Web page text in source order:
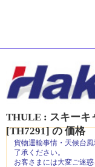
THULE : スキーキ
[TH7291]の価格
貨物運輸事情・天候台
了承ください。
お客さまには大変ご迷